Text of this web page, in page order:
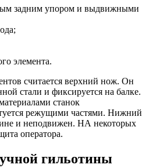
задним упором и выдвижными
элемента.
считается верхний нож. Он
стали и фиксируется на балке.
станок
режущими частями. Нижний
и неподвижен. НА некоторых
оператора.
гильотины